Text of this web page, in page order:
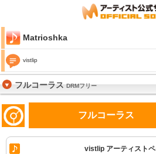
Matrioshka
vistlip
フルコーラスDRMフリー
フルコーラス
vistlip アーティスト